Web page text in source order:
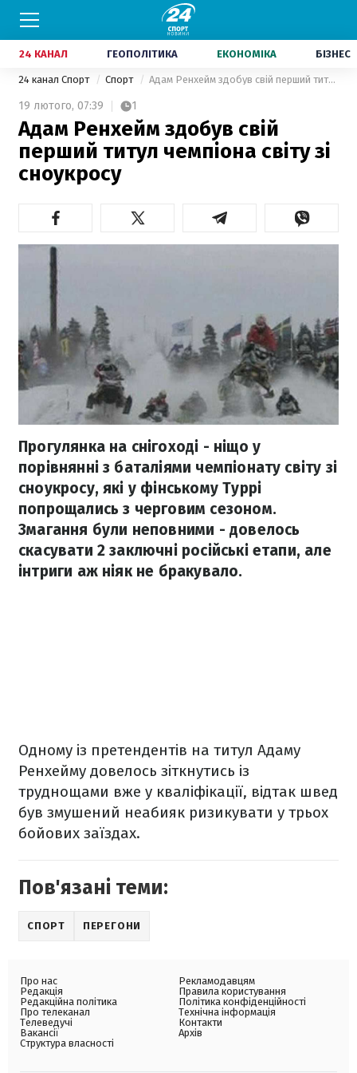
24 КАНАЛ ГЕОПОЛІТИКА ЕКОНОМІКА БІЗНЕС
24 канал Спорт Спорт Адам Ренхейм здобув свій перший титул чемпіона світу зі сноукросу
19 лютого, 07:39 1
Адам Ренхейм здобув свій
перший титул чемпіона світу зі
сноукросу
Прогулянка на снігоході - ніщо у
порівнянні з баталіями чемпіонату світу зі
сноукросу, які у фінському Туррі
попрощались з черговим сезоном.
Змагання були неповними - довелось
скасувати 2 заключні російські етапи, але
інтриги аж ніяк не бракувало.
Одному із претендентів на титул Адаму
Ренхейму довелось зіткнутись із
труднощами вже у кваліфікації, відтак швед
був змушений неабияк ризикувати у трьох
бойових заїздах.
Пов'язані теми:
СПОРТ ПЕРЕГОНИ
Про нас
Редакція
Редакційна політика
Про телеканал
Телеведучі
Вакансії
Структура власності
Рекламодавцям
Правила користування
Політика конфіденційності
Технічна інформація
Контакти
Архів